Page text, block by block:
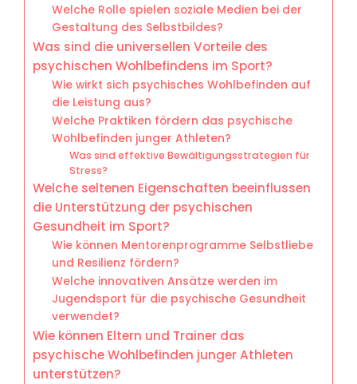
Welche Rolle spielen soziale Medien bei der
Gestaltung des Selbstbildes?
Was sind die universellen Vorteile des
psychischen Wohlbefindens im Sport?
Wie wirkt sich psychisches Wohlbefinden auf
die Leistung aus?
Welche Praktiken fördern das psychische
Wohlbefinden junger Athleten?
Was sind effektive Bewältigungsstrategien für
Stress?
Welche seltenen Eigenschaften beeinflussen
die Unterstützung der psychischen
Gesundheit im Sport?
Wie können Mentorenprogramme Selbstliebe
und Resilienz fördern?
Welche innovativen Ansätze werden im
Jugendsport für die psychische Gesundheit
verwendet?
Wie können Eltern und Trainer das
psychische Wohlbefinden junger Athleten
unterstützen?